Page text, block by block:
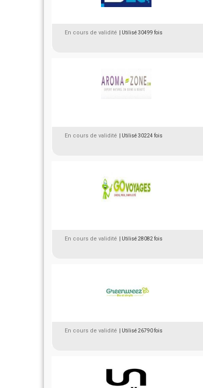
En cours de validité | Utilisé 30499 fois
En cours de validité | Utilisé 30224 fois
En cours de validité | Utilisé 28082 fois
En cours de validité | Utilisé 26790 fois